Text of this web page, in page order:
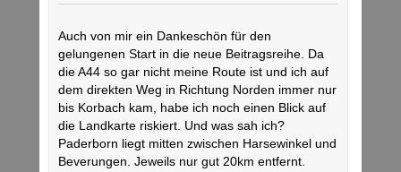
Auch von mir ein Dankeschön für den
gelungenen Start in die neue Beitragsreihe. Da
die A44 so gar nicht meine Route ist und ich auf
dem direkten Weg in Richtung Norden immer nur
bis Korbach kam, habe ich noch einen Blick auf
die Landkarte riskiert. Und was sah ich?
Paderborn liegt mitten zwischen Harsewinkel und
Beverungen. Jeweils nur gut 20km entfernt.